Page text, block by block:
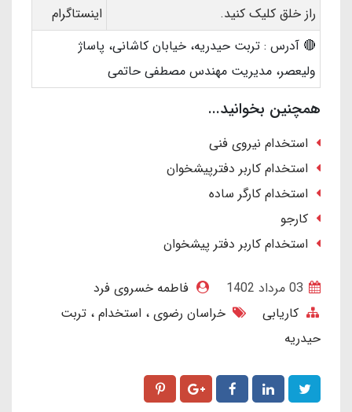
راز خلق کلیک کنید.
اینستاگرام
🔴 آدرس : تربت حیدریه، خیابان کاشانی، پاساژ
ولیعصر، مدیریت مهندس مصطفی حاتمی
همچنین بخوانید...
استخدام نیروی فنی
استخدام کاربر دفترپیشخوان
استخدام کارگر ساده
کارجو
استخدام کاربر دفتر پیشخوان
فاطمه خسروی فرد
کاریابی
خراسان رضوی استخدام تربت
حیدریه